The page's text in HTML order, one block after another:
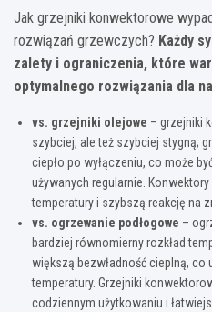
Jak grzejniki konwektorowe
rozwiązań grzewczych? Każdy
zalety i ograniczenia, które
optymalnego rozwiązania dla
vs. grzejniki olejowe – grzejniki
szybciej, ale też szybciej stygną;
ciepło po wyłączeniu, co może
używanych regularnie.
temperatury i szybszą reakcję na
vs. ogrzewanie podłogowe –
bardziej równomierny rozkład
większą bezwładność cieplną, co
temperatury. Grzejniki
codziennym użytkowaniu i